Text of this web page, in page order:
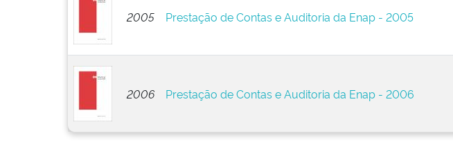
2005 Prestação de Contas e Auditoria da Enap - 2005
2006 Prestação de Contas e Auditoria da Enap - 2006